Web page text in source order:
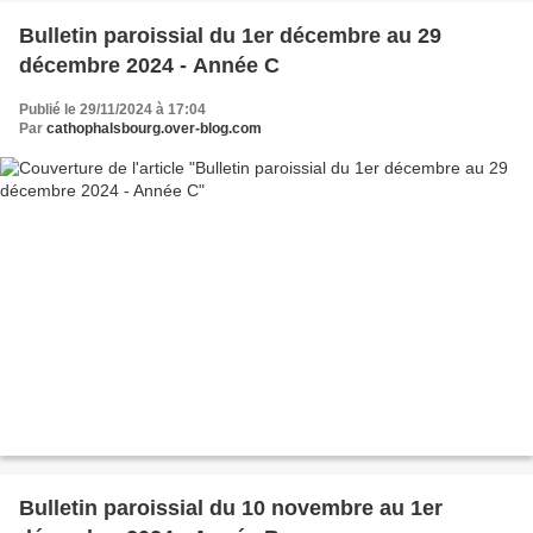
Bulletin paroissial du 1er décembre au 29
décembre 2024 - Année C
Publié le 29/11/2024 à 17:04
Par cathophalsbourg.over-blog.com
Bulletin paroissial du 10 novembre au 1er